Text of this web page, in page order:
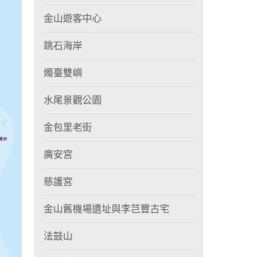
金山遊客中心
跳石海岸
燭臺雙嶼
水尾景觀公園
金包里老街
廣安宮
慈護宮
金山舊機場遺址與李芑豐古宅
法鼓山